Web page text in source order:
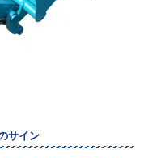
サイン